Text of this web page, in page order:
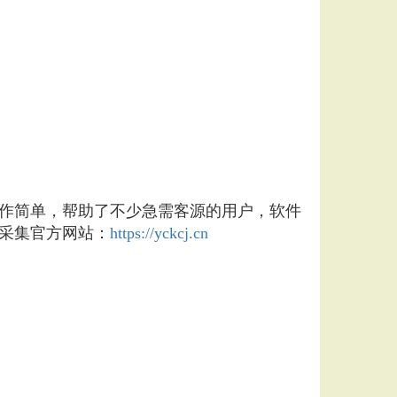
简单，帮助了不少急需客源的用户，软件
集官方网站： https://yckcj.cn